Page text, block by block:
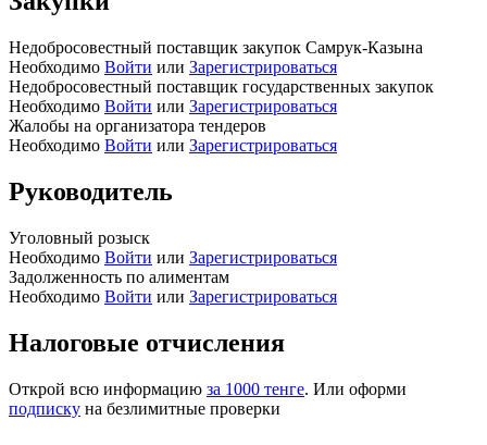
Недобросовестный поставщик закупок Самрук-Казына
Необходимо Войти или Зарегистрироваться
Недобросовестный поставщик государственных закупок
Необходимо Войти или Зарегистрироваться
Жалобы на организатора тендеров
Необходимо Войти или Зарегистрироваться
Руководитель
Уголовный розыск
Необходимо Войти или Зарегистрироваться
Задолженность по алиментам
Необходимо Войти или Зарегистрироваться
Налоговые отчисления
Открой всю информацию за 1000 тенге. Или оформи
подписку на безлимитные проверки